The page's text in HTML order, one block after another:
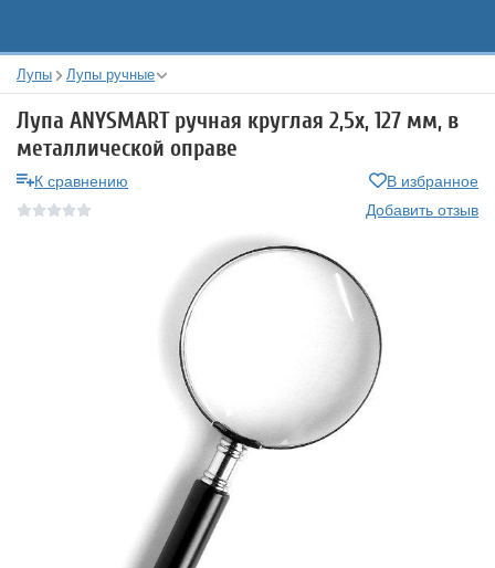
Лупы Лупы ручные
Лупа ANYSMART ручная круглая 2,5х, 127 мм, в
металлической оправе
К сравнению
В избранное
Добавить отзыв